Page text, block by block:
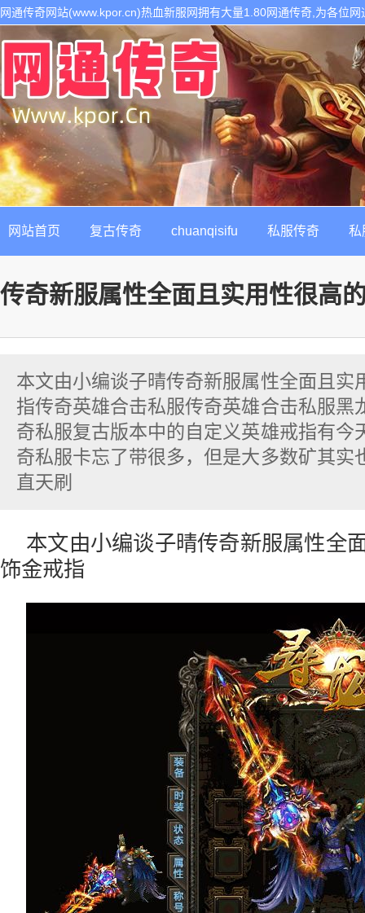
网通传奇网站(www.kpor.cn)热血新服网拥有大量1.80网通传奇,为各位
1.80传奇开区服务,是继网通传奇私服以后最热门的每日新开1.80传奇私
网站首页 复古传奇 chuanqisifu 私服传奇 私
传奇新服属性全面且实用性很高
本文由小编谈子晴传奇新服属性全面且实
指传奇英雄合击私服传奇英雄合击私服黑
奇私服复古版本中的自定义英雄戒指有今
奇私服卡忘了带很多，但是大多数矿其实
直天刷
本文由小编谈子晴传奇新服属性全
饰金戒指